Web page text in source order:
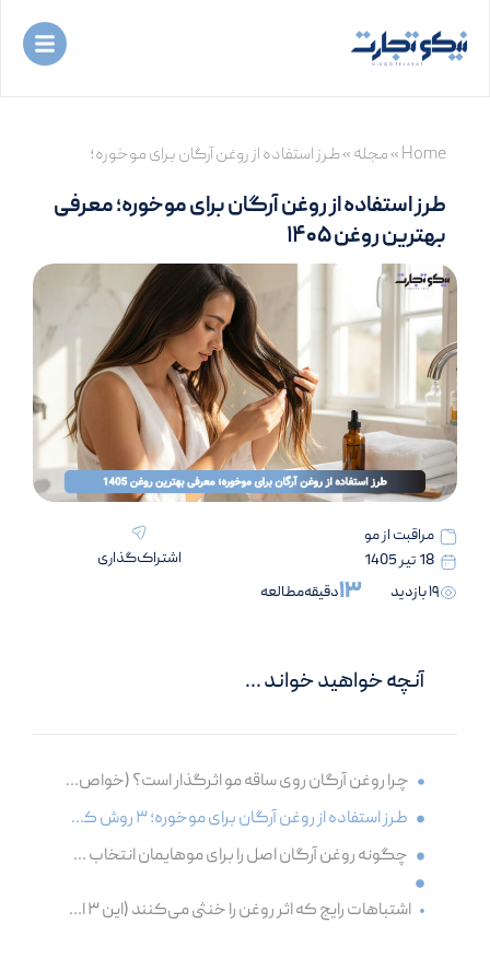
Home
»مجله»طرز استفاده از روغن آرگان برای موخوره؛
طرز استفاده از روغن آرگان برای موخوره؛ معرفی
بهترین روغن ۱۴۰۵
مراقبت از مو
18 تیر 1405
19 بازدید 13دقیقه
اشتراک‌گذاری
آنچه خواهید خواند ...
چرا روغن آرگان روی ساقه مو اثرگذار است؟ (خواص روغن آرگان برای موخوره)
طرز استفاده از روغن آرگان برای موخوره؛ ۳ روش که باید بدانید
چگونه روغن آرگان اصل را برای موهایمان انتخاب کنیم؟
اشتباهات رایج که اثر روغن را خنثی می‌کنند (این ۳ اشتباه را هنگام استفاده از روغن آرگان مرتکب نشوید!)